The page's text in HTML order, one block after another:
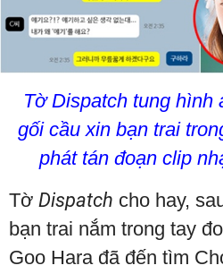
Tờ Dispatch tung hình
gối cầu xin bạn trai
phát tán đoạn clip
Tờ Dispatch cho hay,
bạn trai nắm trong tay
Goo Hara đã đến tìm